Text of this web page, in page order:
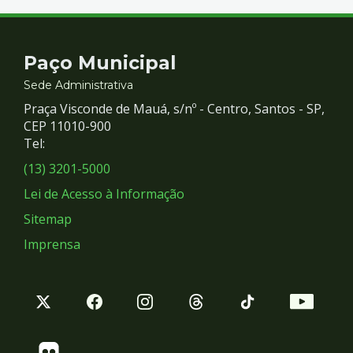
Contato
e
Redes
Sociais
Paço Municipal
Sede Administrativa
Praça Visconde de Mauá, s/nº - Centro, Santos - SP,
CEP 11010-900
Tel:
(13) 3201-5000
Lei de Acesso à Informação
Sitemap
Imprensa